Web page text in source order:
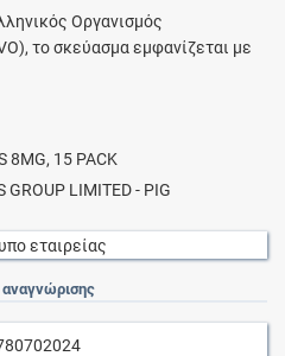
Οργανισμός
το σκεύασμα εμφανίζεται με
8MG, 15 PACK
GROUP LIMITED - PIG
αναγνώρισης